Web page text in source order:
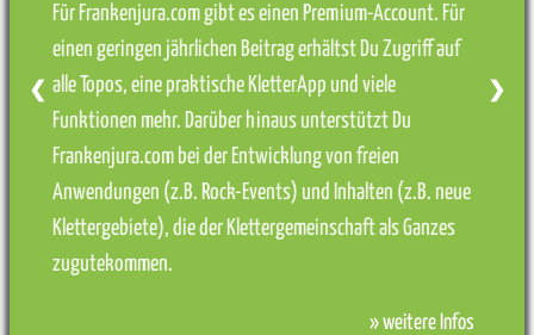
Für Frankenjura.com gibt es einen Premium-Account. Für
einen geringen jährlichen Beitrag erhältst Du Zugriff auf
alle Topos, eine praktische KletterApp und viele
Funktionen mehr. Darüber hinaus unterstützt Du
Frankenjura.com bei der Entwicklung von freien
Anwendungen (z.B. Rock-Events) und Inhalten (z.B. neue
Klettergebiete), die der Klettergemeinschaft als Ganzes
zugutekommen.
» weitere Infos
❮ ❯